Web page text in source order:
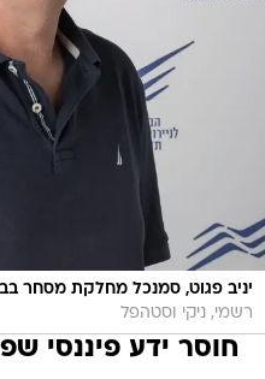
יניב פגוט, סמנכל מחלקת מסחר
רשמי, ניקי וסטהפל
חוסר ידע פיננסי